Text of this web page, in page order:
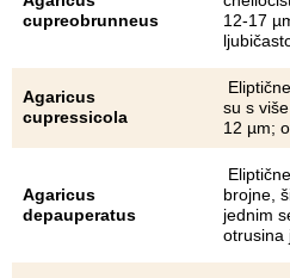
cupreobrunneus
12-17
Agaricus
cupressicola
su s
12 µm;
Agaricus
depauperatus
brojne,
jednim
otrusina